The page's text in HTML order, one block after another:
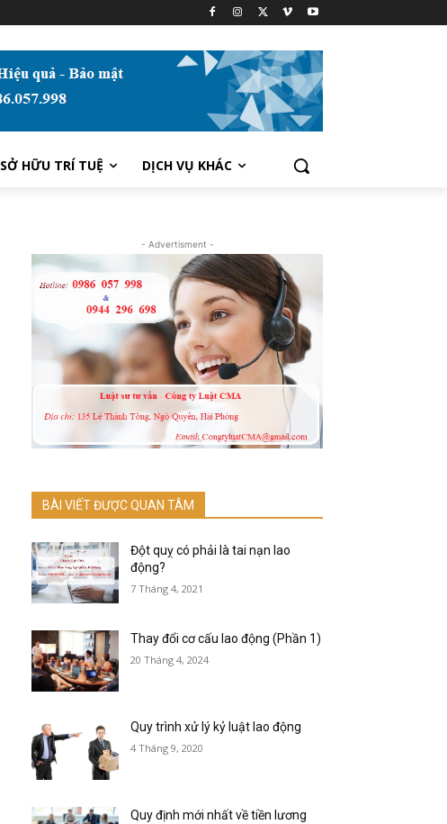
SỞ HỮU TRÍ TUỆ DỊCH VỤ KHÁC
- Advertisment -
BÀI VIẾT ĐƯỢC QUAN TÂM
Đột quỵ có phải là tai nạn lao
động?
7 Tháng 4, 2021
Thay đổi cơ cấu lao động (Phần 1)
20 Tháng 4, 2024
Quy trình xử lý kỷ luật lao động
4 Tháng 9, 2020
Quy định mới nhất về tiền lương